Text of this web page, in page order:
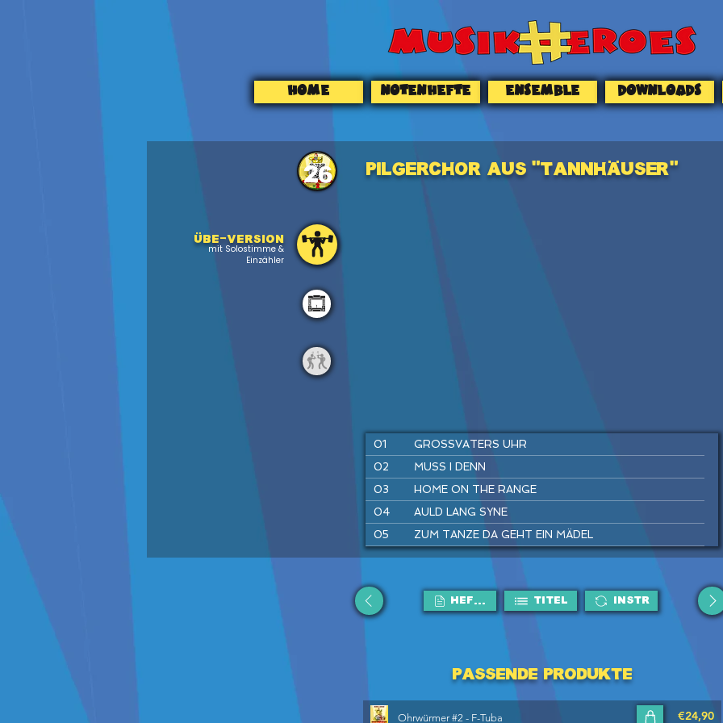
HOME NOTENHEFTE ENSEMBLE DOWNLOADS
26 PILGERCHOR AUS "TANNHÄUSER"
Übe-version
mit Solostimme &
Einzähler
01
GROSSVATERS UHR
02
MUSS I DENN
03
HOME ON THE RANGE
04
AULD LANG SYNE
05
ZUM TANZE DA GEHT EIN MÄDEL
06
LONDONDERRY AIR
08
SIMPLE GIFTS
EINE SEEFAHRT, DIE IST LUSTIG
HEFTE Titel Instr
Passende Produkte
Ohrwürmer #2 - F-Tuba €24,90